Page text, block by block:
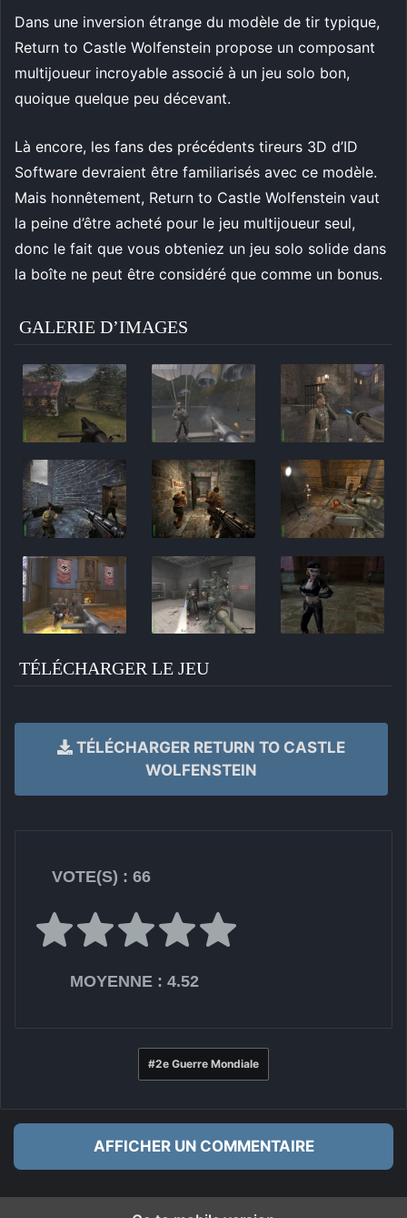
Dans une inversion étrange du modèle de tir typique,
Return to Castle Wolfenstein propose un composant
multijoueur incroyable associé à un jeu solo bon,
quoique quelque peu décevant.
Là encore, les fans des précédents tireurs 3D d’ID
Software devraient être familiarisés avec ce modèle.
Mais honnêtement, Return to Castle Wolfenstein vaut
la peine d’être acheté pour le jeu multijoueur seul,
donc le fait que vous obteniez un jeu solo solide dans
la boîte ne peut être considéré que comme un bonus.
GALERIE D’IMAGES
TÉLÉCHARGER LE JEU
TÉLÉCHARGER RETURN TO CASTLE
WOLFENSTEIN
MOYENNE : 4.52
VOTE(S) : 66
2e Guerre Mondiale
AFFICHER UN COMMENTAIRE